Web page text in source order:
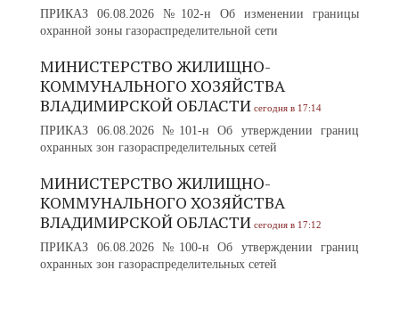
ПРИКАЗ 06.08.2026 №102-н Об изменении границы
охранной зоны газораспределительной сети
МИНИСТЕРСТВО ЖИЛИЩНО-
КОММУНАЛЬНОГО ХОЗЯЙСТВА
ВЛАДИМИРСКОЙ ОБЛАСТИ сегодня в 17:14
ПРИКАЗ 06.08.2026 №101-н Об утверждении границ
охранных зон газораспределительных сетей
МИНИСТЕРСТВО ЖИЛИЩНО-
КОММУНАЛЬНОГО ХОЗЯЙСТВА
ВЛАДИМИРСКОЙ ОБЛАСТИ сегодня в 17:12
ПРИКАЗ 06.08.2026 №100-н Об утверждении границ
охранных зон газораспределительных сетей